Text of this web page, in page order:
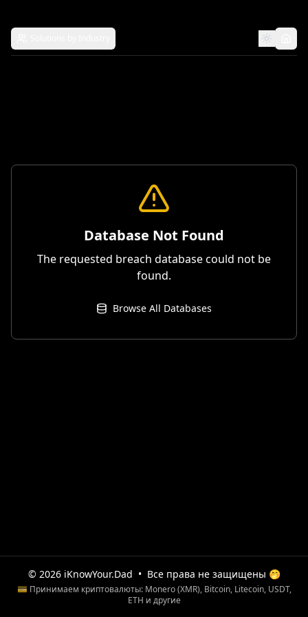
Database Not Found
The requested breach database could not be
found.
Browse All Databases
© 2026 iKnowYour.Dad • Все права не защищены 🤭
💳 Принимаем криптовалюты: Monero (XMR), Bitcoin, Litecoin, USDT,
ETH и другие